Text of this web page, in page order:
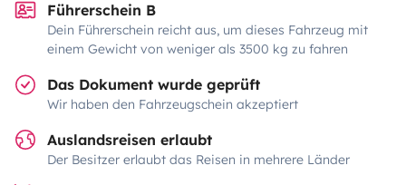
Führerschein B
Dein Führerschein reicht aus, um dieses Fahrzeug mit
einem Gewicht von weniger als 3500 kg zu fahren
Das Dokument wurde geprüft
Wir haben den Fahrzeugschein akzeptiert
Auslandsreisen erlaubt
Der Besitzer erlaubt das Reisen in mehrere Länder